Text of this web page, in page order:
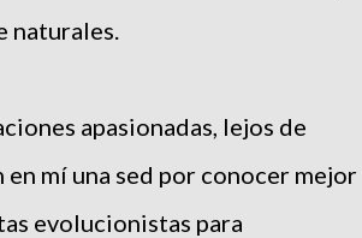
naturales.
apasionadas, lejos de
mí una sed por conocer mejor
evolucionistas para